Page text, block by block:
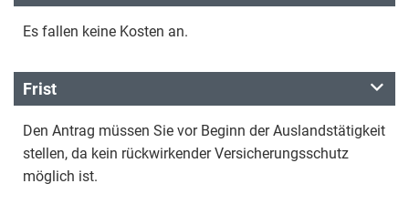
Es fallen keine Kosten an.
Frist
Den Antrag müssen Sie vor Beginn der Auslandstätigkeit
stellen, da kein rückwirkender Versicherungsschutz
möglich ist.